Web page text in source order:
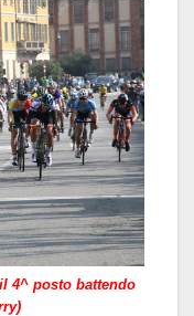
4^ posto battendo